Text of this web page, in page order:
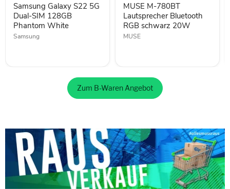
128GB
Phantom
White
Samsung Galaxy S22 5G
Dual-SIM 128GB
Phantom White
Samsung
schwarz
20W
MUSE M-780BT
Lautsprecher Bluetooth
RGB schwarz 20W
MUSE
Zum B-Waren Angebot